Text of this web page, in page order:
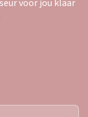
voor jou klaar